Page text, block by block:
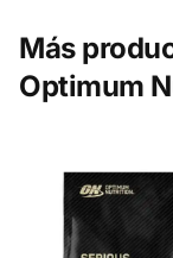
Más
Optimum